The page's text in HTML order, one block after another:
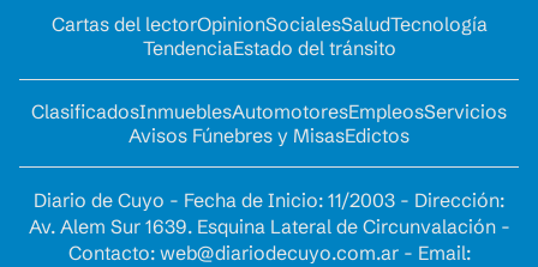
Cartas del lectorOpinionSocialesSaludTecnología
TendenciaEstado del tránsito
ClasificadosInmueblesAutomotoresEmpleosServicios
Avisos Fúnebres y MisasEdictos
Diario de Cuyo - Fecha de Inicio: 11/2003 - Dirección:
Av. Alem Sur 1639. Esquina Lateral de Circunvalación -
Contacto: web@diariodecuyo.com.ar- Email: